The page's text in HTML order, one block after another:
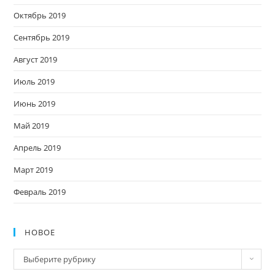
Октябрь 2019
Сентябрь 2019
Август 2019
Июль 2019
Июнь 2019
Май 2019
Апрель 2019
Март 2019
Февраль 2019
НОВОЕ
Новое
Выберите рубрику